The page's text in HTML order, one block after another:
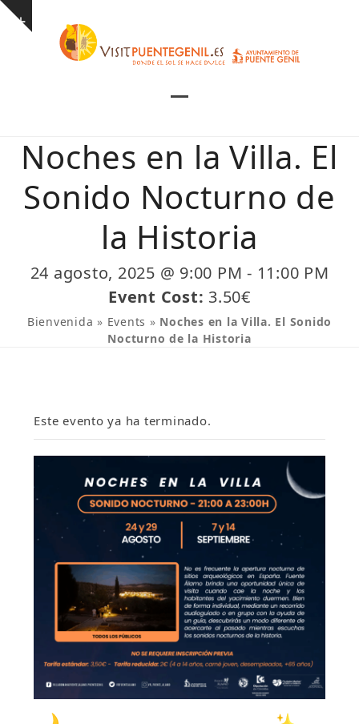
Skip
Show
mobile
menu
mobile
menu
Noches en la Villa. El
Sonido Nocturno de
la Historia
24 agosto, 2025 @ 9:00 PM - 11:00 PM
Event Cost: 3.50€
Bienvenida » Events » Noches en la Villa. El Sonido
Nocturno de la Historia
Este evento ya ha terminado.